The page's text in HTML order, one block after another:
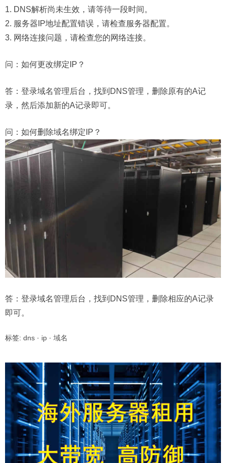
1. DNS解析尚未生效，请等待一段时间。
2. 服务器IP地址配置错误，请检查服务器配置。
3. 网络连接问题，请检查您的网络连接。
问： 如何更改绑定IP？
答：登录域名管理后台，找到DNS管理，删除原有的A记
录，然后添加新的A记录即可。
问： 如何删除域名绑定IP？
答：登录域名管理后台，找到DNS管理，删除相应的A记录
即可。
标签: dns · ip · 域名